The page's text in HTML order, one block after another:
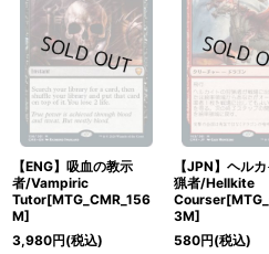
【ENG】吸血の教示
者/Vampiric
Tutor[MTG_CMR_156
M]
3,980円(税込)
【JPN】ヘル
猟者/Hellkite
3M]
580円(税込)